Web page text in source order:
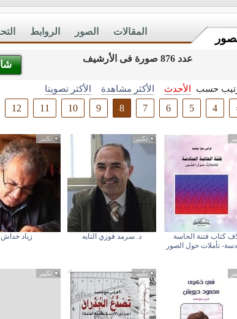
الروابط الصور المقالات
عدد 876 صورة فى الأرشيف
حسب الأحدث الأكثر مشاهدة
الأكثر تصويتا
4
5
6
7
8
9
10
11
12
كتاب فتنة الحاسة
تأملات حول الصور
تكبير
د. سرمد فوزي التايه
تكبير
زياد خداش
تكبير تكبير